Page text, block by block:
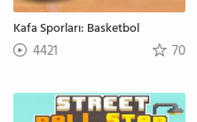
Kafa Sporları: Basketbol
4421 70